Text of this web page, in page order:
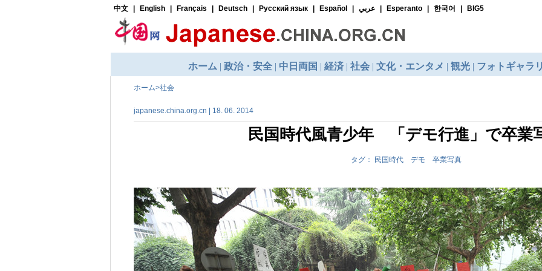
ホーム>社会
japanese.china.org.cn | 18. 06. 2014
民国時代風青少年 「デモ行進」で卒業
タグ： 民国時代 デモ 卒業写真